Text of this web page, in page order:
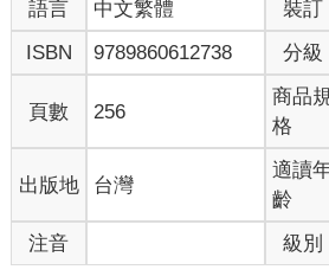
語言 中文繁體 裝訂
ISBN
9789860612738 分級
頁數 256
商品
格
出版地 台灣
適讀
齡
注音 級別